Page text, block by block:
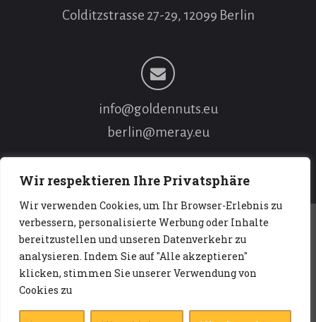
Wir respektieren Ihre Privatsphäre
Wir verwenden Cookies, um Ihr Browser-Erlebnis zu
verbessern, personalisierte Werbung oder Inhalte
bereitzustellen und unseren Datenverkehr zu
analysieren. Indem Sie auf "Alle akzeptieren"
klicken, stimmen Sie unserer Verwendung von
Cookies zu
Colditzstrasse 27-29, 12099 Berlin
info@goldennuts.eu
berlin@meray.eu